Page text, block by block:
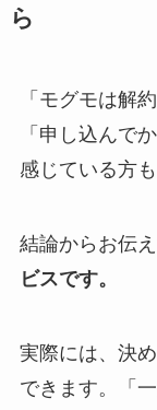
ら
「モグモは解
「申し込んで
感じている方
結論からお伝え
ビスです。
実際には、決
できます。「